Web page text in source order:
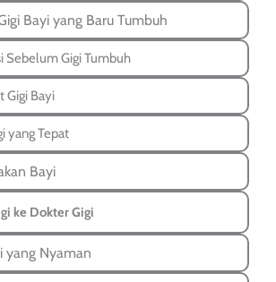
Bayi yang Baru Tumbuh
Sebelum Gigi Tumbuh
Gigi Bayi
yang Tepat
Bayi
ke Dokter Gigi
yang Nyaman